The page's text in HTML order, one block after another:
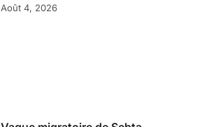
Août 4, 2026